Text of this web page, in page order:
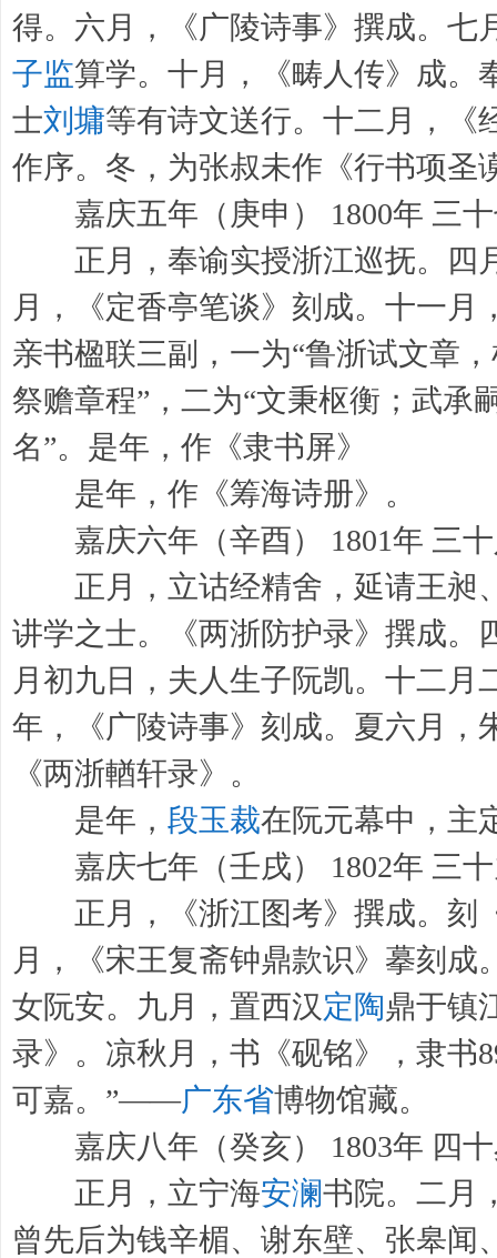
得。六月，《广陵诗事》撰成。七
子监算学。十月，《畴人传》成。
士刘墉等有诗文送行。十二月，《
作序。冬，为张叔未作《行书项圣
嘉庆五年（庚申） 1800年 三十
正月，奉谕实授浙江巡抚。四
月，《定香亭笔谈》刻成。十一月
亲书楹联三副，一为“鲁浙试文章
祭赡章程”，二为“文秉枢衡；武承
名”。是年，作《隶书屏》
是年，作《筹海诗册》。
嘉庆六年（辛酉） 1801年 三十
正月，立诂经精舍，延请王昶
讲学之士。《两浙防护录》撰成。
月初九日，夫人生子阮凯。十二
年，《广陵诗事》刻成。夏六月，
《两浙輶轩录》。
是年， 段玉裁在阮元幕中，主
嘉庆七年（壬戌） 1802年 三十
正月，《浙江图考》撰成。刻
月，《宋王复斋钟鼎款识》摹刻
女阮安。九月，置西汉定陶鼎于镇
录》。凉秋月，书《砚铭》，隶书
可嘉。”——广东省博物馆藏。
嘉庆八年（癸亥） 1803年 四
正月，立宁海安澜书院。二月
曾先后为钱辛楣、谢东壁、张皋闻